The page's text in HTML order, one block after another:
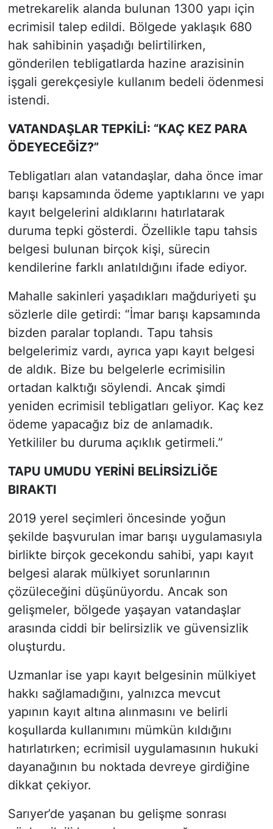
metrekarelik alanda bulunan 1300 yapı için
ecrimisil talep edildi. Bölgede yaklaşık 680
hak sahibinin yaşadığı belirtilirken,
gönderilen tebligatlarda hazine arazisinin
işgali gerekçesiyle kullanım bedeli ödenmesi
istendi.
VATANDAŞLAR TEPKİLİ: “KAÇ KEZ PARA
ÖDEYECEĞİZ?”
Tebligatları alan vatandaşlar, daha önce imar
barışı kapsamında ödeme yaptıklarını ve yapı
kayıt belgelerini aldıklarını hatırlatarak
duruma tepki gösterdi. Özellikle tapu tahsis
belgesi bulunan birçok kişi, sürecin
kendilerine farklı anlatıldığını ifade ediyor.
Mahalle sakinleri yaşadıkları mağduriyeti şu
sözlerle dile getirdi: “İmar barışı kapsamında
bizden paralar toplandı. Tapu tahsis
belgelerimiz vardı, ayrıca yapı kayıt belgesi
de aldık. Bize bu belgelerle ecrimisilin
ortadan kalktığı söylendi. Ancak şimdi
yeniden ecrimisil tebligatları geliyor. Kaç kez
ödeme yapacağız biz de anlamadık.
Yetkililer bu duruma açıklık getirmeli.”
TAPU UMUDU YERİNİ BELİRSİZLİĞE
BIRAKTI
2019 yerel seçimleri öncesinde yoğun
şekilde başvurulan imar barışı uygulamasıyla
birlikte birçok gecekondu sahibi, yapı kayıt
belgesi alarak mülkiyet sorunlarının
çözüleceğini düşünüyordu. Ancak son
gelişmeler, bölgede yaşayan vatandaşlar
arasında ciddi bir belirsizlik ve güvensizlik
oluşturdu.
Uzmanlar ise yapı kayıt belgesinin mülkiyet
hakkı sağlamadığını, yalnızca mevcut
yapının kayıt altına alınmasını ve belirli
koşullarda kullanımını mümkün kıldığını
hatırlatırken; ecrimisil uygulamasının hukuki
dayanağının bu noktada devreye girdiğine
dikkat çekiyor.
Sarıyer’de yaşanan bu gelişme sonrası